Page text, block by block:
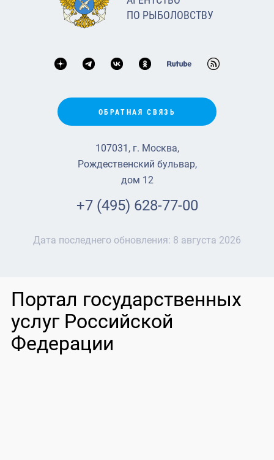
ПО РЫБОЛОВСТВУ
ОБРАТНАЯ СВЯЗЬ
107031, г. Москва,
Рождественский бульвар,
дом 12
+7 (495) 628-77-00
Дата последнего обновления: 8 августа 2026
Портал государственных
услуг Российской
Федерации